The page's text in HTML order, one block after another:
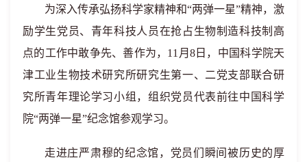
为深入传承弘扬科学家精神和“两弹一星”精神，激
励学生党员、青年科技人员在抢占生物制造科技制高
点的工作中敢争先、善作为， 11 月 8日，中国科学院天
津工业生物技术研究所研究生第一、二党支部联合研
究所青年理论学习小组，组织党员代表前往中国科学
院“两弹一星”纪念馆参观学习。
走进庄严肃穆的纪念馆，党员们瞬间被历史的厚